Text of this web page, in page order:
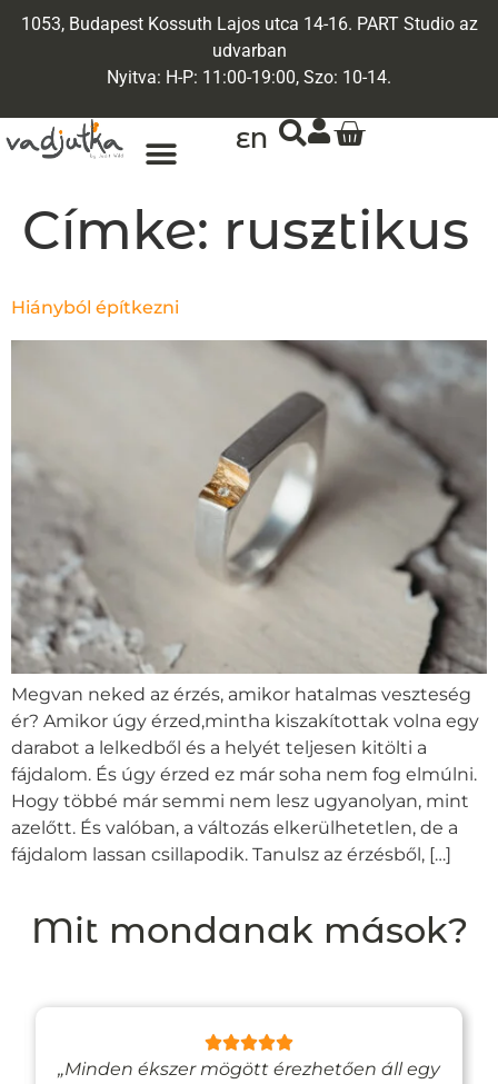
1053, Budapest Kossuth Lajos utca 14-16. PART Studio az
udvarban
Nyitva: H-P: 11:00-19:00, Szo: 10-14.
EN
Címke: rusztikus
Hiányból építkezni
Megvan neked az érzés, amikor hatalmas veszteség
ér? Amikor úgy érzed,mintha kiszakítottak volna egy
darabot a lelkedből és a helyét teljesen kitölti a
fájdalom. És úgy érzed ez már soha nem fog elmúlni.
Hogy többé már semmi nem lesz ugyanolyan, mint
azelőtt. És valóban, a változás elkerülhetetlen, de a
fájdalom lassan csillapodik. Tanulsz az érzésből, […]
Mit mondanak mások?
„Minden ékszer mögött érezhetően áll egy